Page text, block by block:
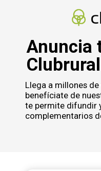
Anuncia
Clubrural
Llega a millones
benefíciate de
te permite difundir
complementarios